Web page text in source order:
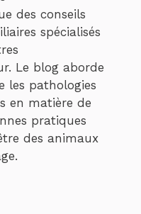
des conseils
spécialisés
Le blog aborde
les pathologies
en matière de
pratiques
des animaux